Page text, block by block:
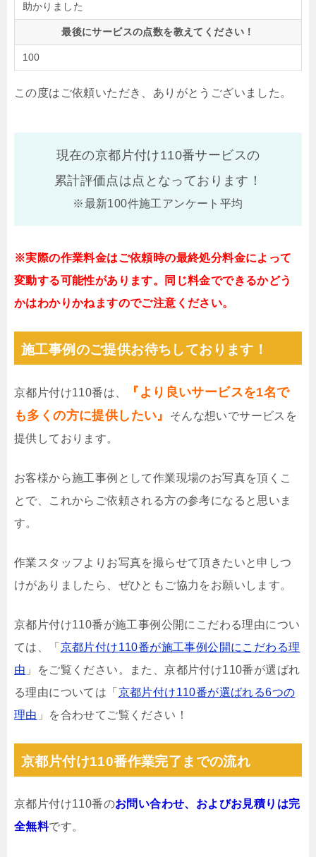
助かりました
最後にサービスの点数を教えてください！
100
この度はご依頼いただき、ありがとうございました。
現在の京都片付け110番サービスの
累計評価点は点となっております！
※最新100件施工アンケート平均
※実際の作業料金はご依頼時の最終処分料金によって
変動する可能性があります。同じ料金でできるかどう
かはわかりかねますのでご注意ください。
施工事例のご提供お待ちしております！
京都片付け110番は、
『より良いサービスを1名で
も多くの方に提供したい』
そんな想いでサービスを
提供しております。
お客様から施工事例として作業現場のお写真を頂くこ
とで、これからご依頼される方の参考になると思いま
す。
作業スタッフよりお写真を撮らせて頂きたいと申しつ
けがありましたら、ぜひともご協力をお願いします。
京都片付け110番が施工事例公開にこだわる理由につい
ては、「 京都片付け110番が施工事例公開にこだわる理
由 」をご覧ください。また、京都片付け110番が選ばれ
る理由については「 京都片付け110番が選ばれる6つの
理由 」を合わせてご覧ください！
京都片付け110番作業完了までの流れ
京都片付け110番のお問い合わせ、およびお見積りは完
全無料です。